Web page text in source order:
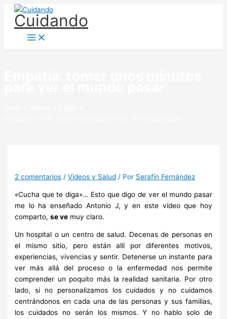
contenido
Cuidando
2 comentarios /Videos y Salud / Por Serafín Fernández
«Cucha que te diga»… Esto que digo de ver el mundo pasar
me lo ha enseñado Antonio J, y en este vídeo que hoy
comparto,se ve muy claro.
Un hospital o un centro de salud. Decenas de personas en
el mismo sitio, pero están allí por diferentes motivos,
experiencias, vivencias y sentir. Detenerse un instante para
ver más allá del proceso o la enfermedad nos permite
comprender un poquito más la realidad sanitaria. Por otro
lado, si no personalizamos los cuidados y no cuidamos
centrándonos en cada una de las personas y sus familias,
los cuidados no serán los mismos. Y no hablo solo de